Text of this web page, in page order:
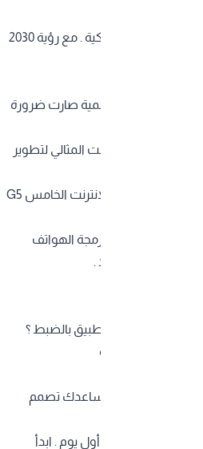
في السعودية
السوق السعودي واعد جداً لتطبيقات الهواتف الذكية . مع رؤية 2030
المملكة ،
مضى .
سريع ، الخدمات الرقمية صارت ضرورة
صار أكثر
هذا كله يعني إن الوقت المثالي لتطوير
تقنيات مثل الذكاء الاصطناعي ، الواقع المعزز ، والإنترنت الخامس G5
وتجارب
في تصميم وبرمجة الهواتف
متقدم جداً مستقبلاً .
تحققه من التطبيق بالضبط ؟
؟ بناء قاعدة
المستهدفين يساعدك تصمم
فيه كل شي من أول يوم . ابدأ